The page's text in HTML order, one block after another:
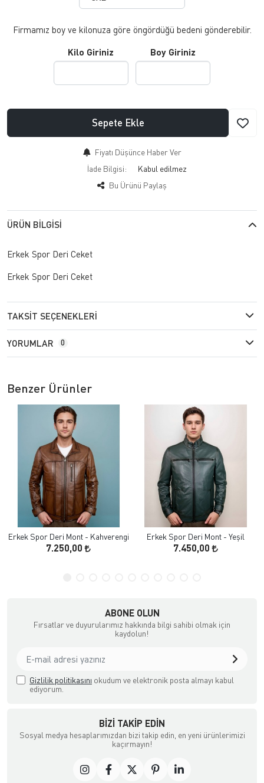
Firmamız boy ve kilonuza göre öngördüğü bedeni gönderebilir.
Kilo Giriniz Boy Giriniz
Sepete Ekle
Fiyatı Düşünce Haber Ver
İade Bilgisi:
Bu Ürünü Paylaş
ÜRÜN BILGISI
Erkek Spor Deri Ceket
Erkek Spor Deri Ceket
TAKSIT SEÇENEKLERI
YORUMLAR 0
Benzer Ürünler
Erkek Spor Deri Mont - Kahverengi
7.250,00
Erkek Spor Deri Mont - Yeşil
7.450,00
ABONE OLUN
Fırsatlar ve duyurularımız hakkında bilgi sahibi olmak için
kaydolun!
Gizlilik politikasını okudum ve elektronik posta almayı kabul
ediyorum.
BIZI TAKIP EDIN
Sosyal medya hesaplarımızdan bizi takip edin, en yeni ürünlerimizi
kaçırmayın!